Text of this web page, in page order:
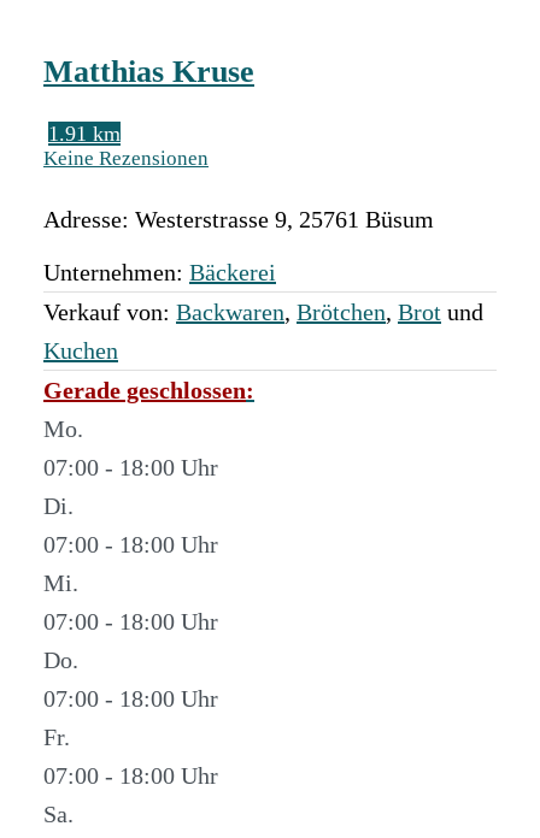
Matthias Kruse
1.91 km
Keine Rezensionen
Adresse: Westerstrasse 9, 25761 Büsum
Unternehmen: Bäckerei
Verkauf von: Backwaren, Brötchen, Brot und
Kuchen
Gerade geschlossen:
Mo.
07:00 - 18:00
Di.
07:00 - 18:00
Mi.
07:00 - 18:00
Do.
07:00 - 18:00
Fr.
07:00 - 18:00
Sa.